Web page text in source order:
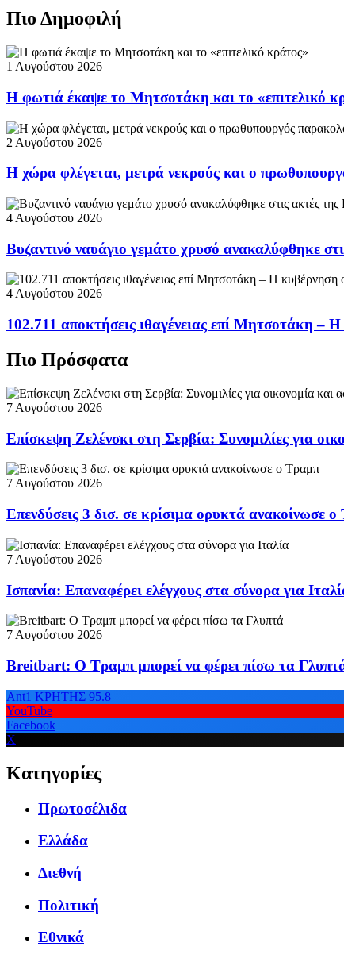
Πιο Δημοφιλή
1 Αυγούστου 2026
Η φωτιά έκαψε το Μητσοτάκη και το «επιτελικό
2 Αυγούστου 2026
Η χώρα φλέγεται, μετρά νεκρούς και ο
4 Αυγούστου 2026
Βυζαντινό ναυάγιο γεμάτο χρυσό ανακαλύφθηκε
4 Αυγούστου 2026
102.711 αποκτήσεις ιθαγένειας επί Μητσοτάκη – Η
Πιο Πρόσφατα
7 Αυγούστου 2026
Επίσκεψη Ζελένσκι στη Σερβία: Συνομιλίες για
7 Αυγούστου 2026
Επενδύσεις 3 δισ. σε κρίσιμα ορυκτά ανακοίνωσε
7 Αυγούστου 2026
Ισπανία: Επαναφέρει ελέγχους στα σύνορα για
7 Αυγούστου 2026
Breitbart: Ο Τραμπ μπορεί να φέρει πίσω τα
Ant1 ΚΡΗΤΗΣ 95.8
YouTube
Facebook
X
Κατηγορίες
Πρωτοσέλιδα
Ελλάδα
Διεθνή
Πολιτική
Εθνικά